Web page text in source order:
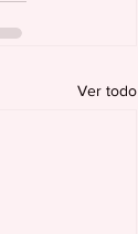
Ver todo